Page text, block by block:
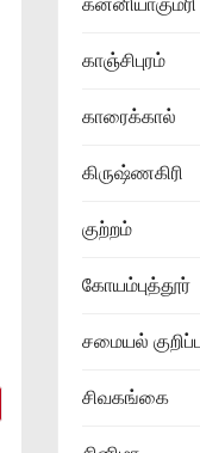
காஞ்சிபுரம்
காரைக்கால்
கிருஷ்ணகிரி
குற்றம்
கோயம்புத்தூர்
சமையல்
சிவகங்கை